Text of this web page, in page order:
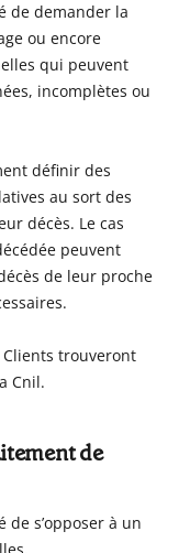
de demander la
ou encore
qui peuvent
incomplètes ou
définir des
au sort des
décès. Le cas
peuvent
de leur proche
trouveront
Cnil.
de
de s’opposer à un